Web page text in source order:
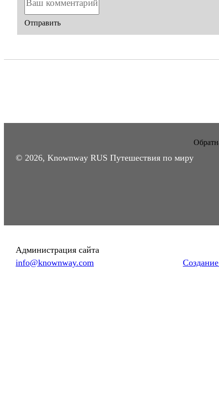
Отправить
© 2026, Knownway RUS Путешествия по миру
Администрация сайта
info@knownway.com